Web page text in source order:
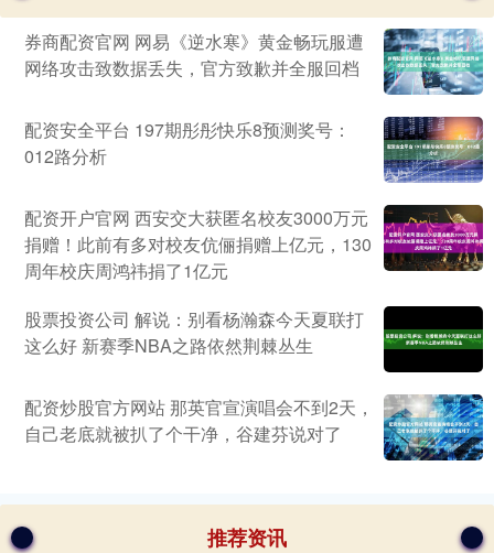
券商配资官网 网易《逆水寒》黄金畅玩服遭
网络攻击致数据丢失，官方致歉并全服回档
配资安全平台 197期彤彤快乐8预测奖号：
012路分析
配资开户官网 西安交大获匿名校友3000万元
捐赠！此前有多对校友伉俪捐赠上亿元，130
周年校庆周鸿祎捐了1亿元
股票投资公司 解说：别看杨瀚森今天夏联打
这么好 新赛季NBA之路依然荆棘丛生
配资炒股官方网站 那英官宣演唱会不到2天，
自己老底就被扒了个干净，谷建芬说对了
推荐资讯